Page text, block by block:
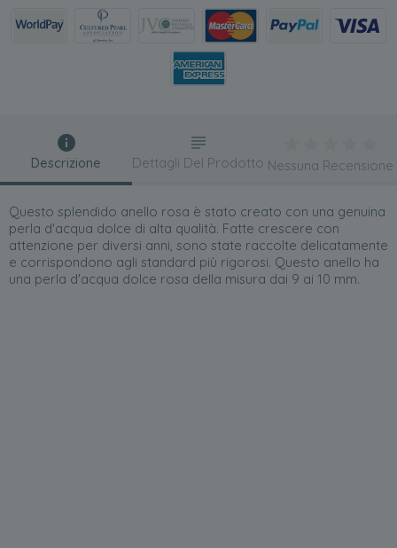
Descrizione
Questo splendido anello rosa è stato creato con una genuina
perla d'acqua dolce di alta qualità. Fatte crescere con
attenzione per diversi anni, sono state raccolte delicatamente
e corrispondono agli standard più rigorosi. Questo anello ha
una perla d'acqua dolce rosa della misura dai 9 ai 10 mm.
Dettagli Del Prodotto Nessuna Recensione